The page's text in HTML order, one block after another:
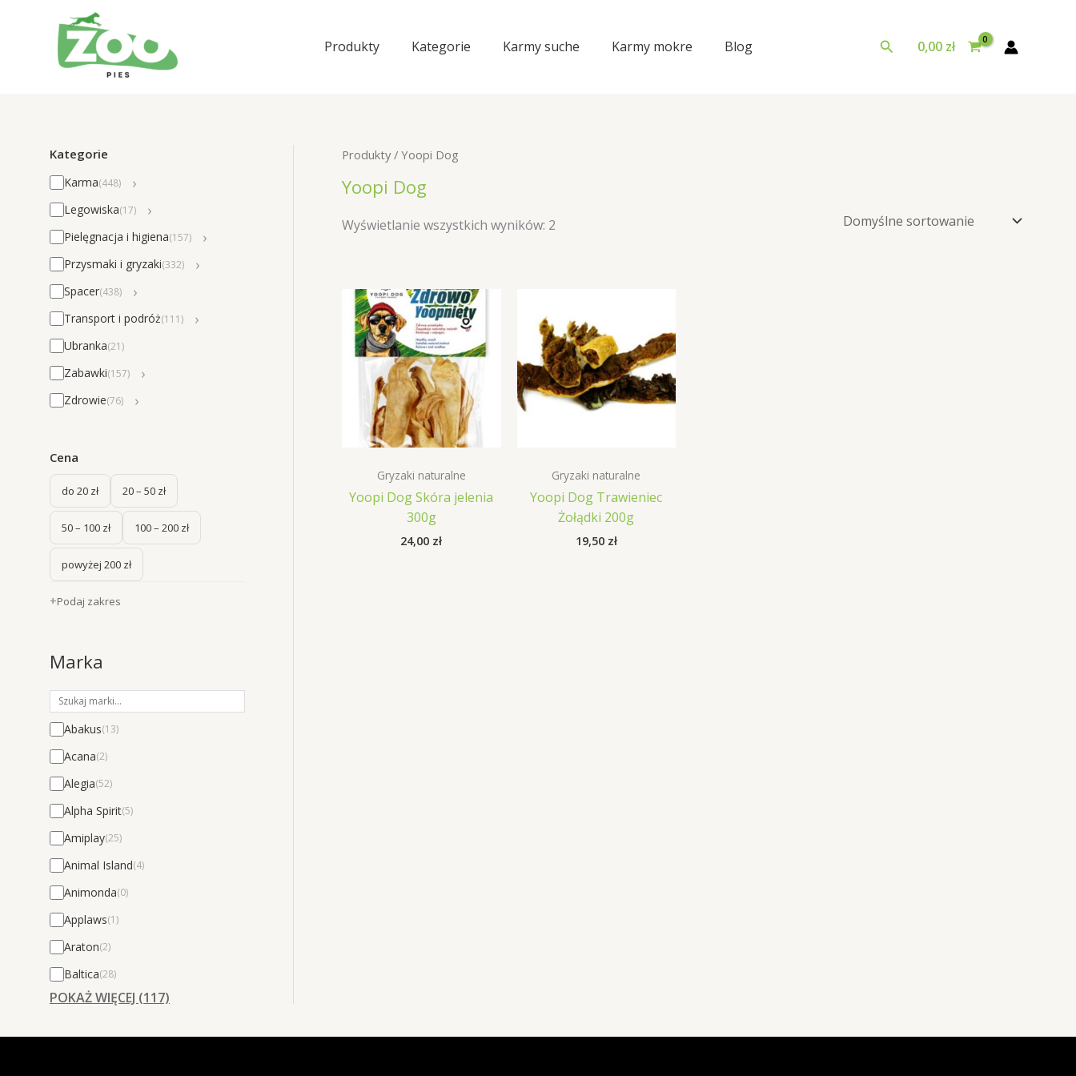
Produkty Kategorie Karmy suche Karmy mokre Blog Szukaj0,00 zł
Kategorie
Karma(448) ›
Legowiska(17) ›
Pielęgnacja i higiena(157) ›
Przysmaki i gryzaki(332) ›
Spacer(438) ›
Transport i podróż(111) ›
Ubranka(21)
Zabawki(157) ›
Zdrowie(76) ›
Cena
do 20 zł 20 – 50 zł
50 – 100 zł 100 – 200 zł
powyżej 200 zł
Podaj zakres
Marka
Abakus(13)
Acana(2)
Alegia(52)
Alpha Spirit(5)
Amiplay(25)
Animal Island(4)
Animonda(0)
Applaws(1)
Araton(2)
Baltica(28)
POKAŻ WIĘCEJ (117)
Produkty/ Yoopi Dog
Yoopi Dog
Wyświetlanie wszystkich wyników: 2
Gryzaki naturalne
Yoopi Dog Skóra jelenia
300g
24,00 zł
Gryzaki naturalne
Yoopi Dog Trawieniec
Żołądki 200g
19,50 zł